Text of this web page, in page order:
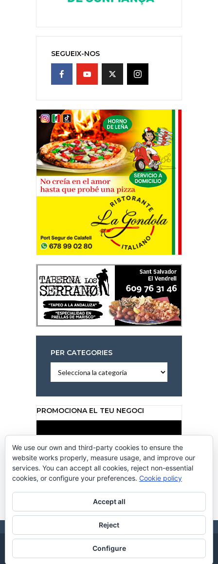
SEGUEIX-NOS
PER CATEGORIES
categories
PROMOCIONA EL TEU NEGOCI
de
vídeo
CC CANALCALAFELL 2026. DISSENY WEB
We use our own and third-party cookies to ensure the
website works properly, measure usage, and improve our
services. You can accept all cookies, reject non-essential
cookies, or configure your preferences. Cookie policy
Accept all
Reject
Configure